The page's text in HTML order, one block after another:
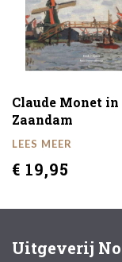
Claude Monet in
Zaandam
LEES MEER
€ 19,95
Uitgeverij